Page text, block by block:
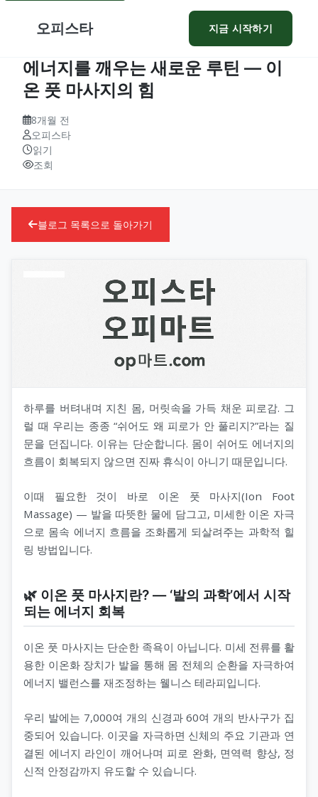
오피스타 지금 시작하기
에너지를 깨우는 새로운 루틴 — 이
온 풋 마사지의 힘
8개월 전
오피스타
읽기
조회
블로그 목록으로 돌아가기
하루를 버텨내며 지친 몸, 머릿속을 가득 채운 피로감. 그
럴 때 우리는 종종 “쉬어도 왜 피로가 안 풀리지?”라는 질
문을 던집니다. 이유는 단순합니다. 몸이 쉬어도 에너지의
흐름이 회복되지 않으면 진짜 휴식이 아니기 때문입니다.
이때 필요한 것이 바로 이온 풋 마사지(Ion Foot
Massage) — 발을 따뜻한 물에 담그고, 미세한 이온 자극
으로 몸속 에너지 흐름을 조화롭게 되살려주는 과학적 힐
링 방법입니다.
🌿 이온 풋 마사지란? — ‘발의 과학’에서 시작
되는 에너지 회복
이온 풋 마사지는 단순한 족욕이 아닙니다. 미세 전류를 활
용한 이온화 장치가 발을 통해 몸 전체의 순환을 자극하여
에너지 밸런스를 재조정하는 웰니스 테라피입니다.
우리 발에는 7,000여 개의 신경과 60여 개의 반사구가 집
중되어 있습니다. 이곳을 자극하면 신체의 주요 기관과 연
결된 에너지 라인이 깨어나며 피로 완화, 면역력 향상, 정
신적 안정감까지 유도할 수 있습니다.